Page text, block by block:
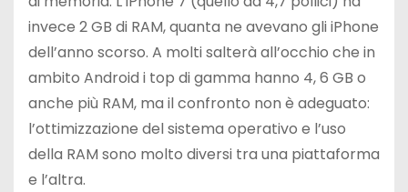
invece 2 GB di RAM, quanta ne avevano gli iPhone
dell’anno scorso. A molti salterà all’occhio che in
ambito Android i top di gamma hanno 4, 6 GB o
anche più RAM, ma il confronto non è adeguato:
l’ottimizzazione del sistema operativo e l’uso
della RAM sono molto diversi tra una piattaforma
e l’altra.